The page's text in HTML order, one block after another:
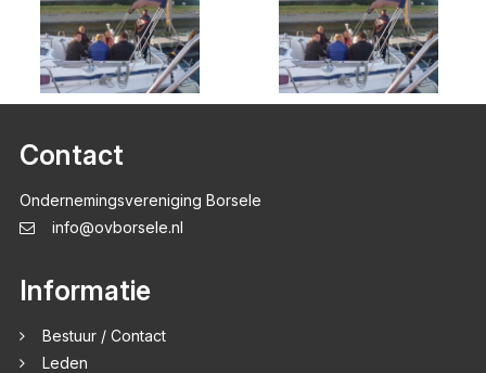
Contact
Ondernemingsvereniging Borsele
info@ovborsele.nl
Informatie
Bestuur / Contact
Leden